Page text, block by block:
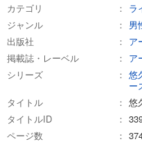
カテゴリ
ラ
ジャンル
男
出版社
ア
掲載誌・レーベル
ア
シリーズ
悠
ー
タイトル
悠
タイトルID
ページ数